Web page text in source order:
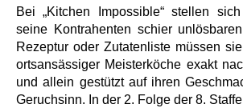
Bei „Kitchen Impossible“ stellen
seine Kontrahenten schier
Rezeptur oder Zutatenliste müssen
ortsansässiger Meisterköche exakt
und allein gestützt auf ihren
Geruchsinn. In der 2. Folge der 8.